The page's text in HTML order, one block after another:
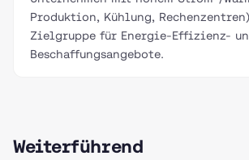
Produktion, Kühlung,
Zielgruppe für Energie-Effizienz-
Beschaffungsangebote.
Weiterführend